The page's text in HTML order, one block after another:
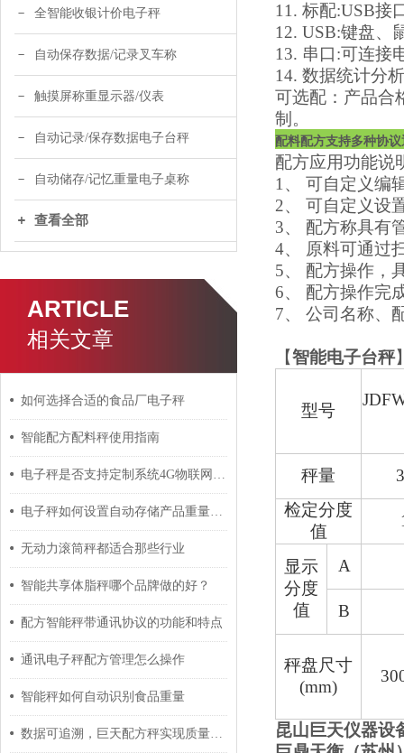
全智能收银计价电子秤
自动保存数据/记录叉车称
触摸屏称重显示器/仪表
自动记录/保存数据电子台秤
自动储存/记忆重量电子桌称
查看全部
ARTICLE
相关文章
如何选择合适的食品厂电子秤
智能配方配料秤使用指南
电子秤是否支持定制系统4G物联网上传数据统一管理
电子秤如何设置自动存储产品重量数量功能？
无动力滚筒秤都适合那些行业
智能共享体脂秤哪个品牌做的好？
配方智能秤带通讯协议的功能和特点
通讯电子秤配方管理怎么操作
智能秤如何自动识别食品重量
数据可追溯，巨天配方秤实现质量管理数字化
11. 标配:USB接
12. USB:键盘、
13. 串口:可连接
14. 数据统计分
可选配：产品合
制。
配料配方支持多种协
配方应用功能说
1、 可自定义编
2、 可自定义设
3、 配方称具有
4、 原料可通过
5、 配方操作，
6、 配方操作完
7、 公司名称、
【智能电子台秤
型号
JD
秤量
检定分度
值
显示
分度
值
A
B
秤盘尺寸
(mm)
昆山巨天仪器设